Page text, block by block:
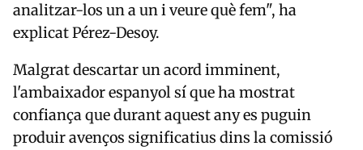
analitzar-los un a un i veure què fem", ha
explicat Pérez-Desoy.
Malgrat descartar un acord imminent,
l'ambaixador espanyol sí que ha mostrat
confiança que durant aquest any es puguin
produir avenços significatius dins la comissió